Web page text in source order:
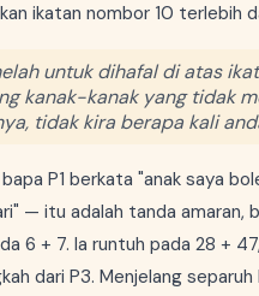
ikatan nombor 10 terlebih
untuk dihafal di atas
kanak-kanak yang tidak
tidak kira berapa kali
P1 berkata "anak saya
— itu adalah tanda amaran,
6 + 7. Ia runtuh pada 28 +
dari P3. Menjelang